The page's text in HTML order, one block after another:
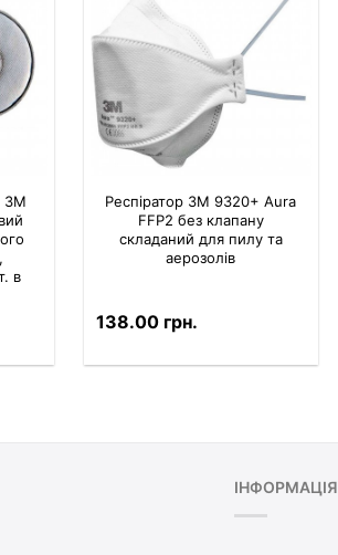
3M
в
Респіратор 3M 9320+ Aura
FFP2 без клапану
складаний для пилу та
аерозолів
138.00 грн.
ІНФОРМАЦІЯ